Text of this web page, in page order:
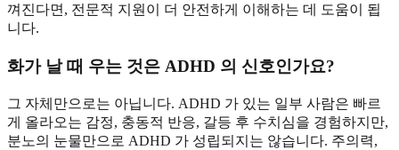
껴진다면, 전문적 지원이 더 안전하게 이해하는 데 도움이 됩
니다.
화가 날 때 우는 것은 ADHD 의 신호인가요?
그 자체만으로는 아닙니다. ADHD 가 있는 일부 사람은 빠르
게 올라오는 감정, 충동적 반응, 갈등 후 수치심을 경험하지만,
분노의 눈물만으로 ADHD 가 성립되지는 않습니다. 주의력,